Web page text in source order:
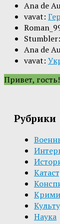
Ana de
vavat:
Stumbler:
Ana de
vavat:
Привет, гость!
Рубрики
Наука